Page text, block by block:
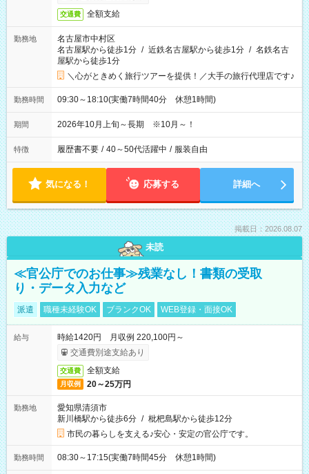
交通費 全額支給
勤務地
名古屋市中村区
名古屋駅から徒歩1分 / 近鉄名古屋駅から徒歩1分 / 名鉄名古
屋駅から徒歩1分
＼心がときめく旅行ツアーを提供！／大手の旅行代理店です♪
勤務時間 09:30～18:10(実働7時間40分 休憩1時間)
期間 2026年10月上旬～長期 ※10月～！
特徴 履歴書不要 / 40～50代活躍中 / 服装自由
気になる！ 応募する 詳細へ
掲載日：2026.08.07
未読
≪官公庁でのお仕事≫残業なし！書類の受取
り・データ入力など
派遣 職種未経験OK ブランクOK WEB登録・面接OK
給与
時給1420円 月収例 220,100円～
交通費別途支給あり
交通費 全額支給
月収例 20～25万円
勤務地
愛知県清須市
新川橋駅から徒歩6分 / 枇杷島駅から徒歩12分
市民の暮らしを支える♪安心・安定の官公庁です。
勤務時間 08:30～17:15(実働7時間45分 休憩1時間)